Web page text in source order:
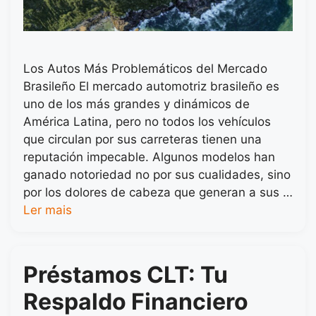
Los Autos Más Problemáticos del Mercado
Brasileño El mercado automotriz brasileño es
uno de los más grandes y dinámicos de
América Latina, pero no todos los vehículos
que circulan por sus carreteras tienen una
reputación impecable. Algunos modelos han
ganado notoriedad no por sus cualidades, sino
por los dolores de cabeza que generan a sus …
Ler mais
Préstamos CLT: Tu
Respaldo Financiero